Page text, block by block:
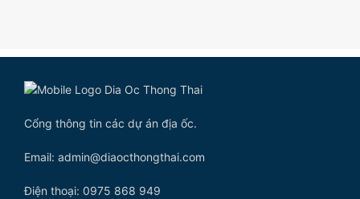
Cổng thông tin các dự án địa ốc.
Email: admin@diaocthongthai.com
Điện thoại: 0975 868 949